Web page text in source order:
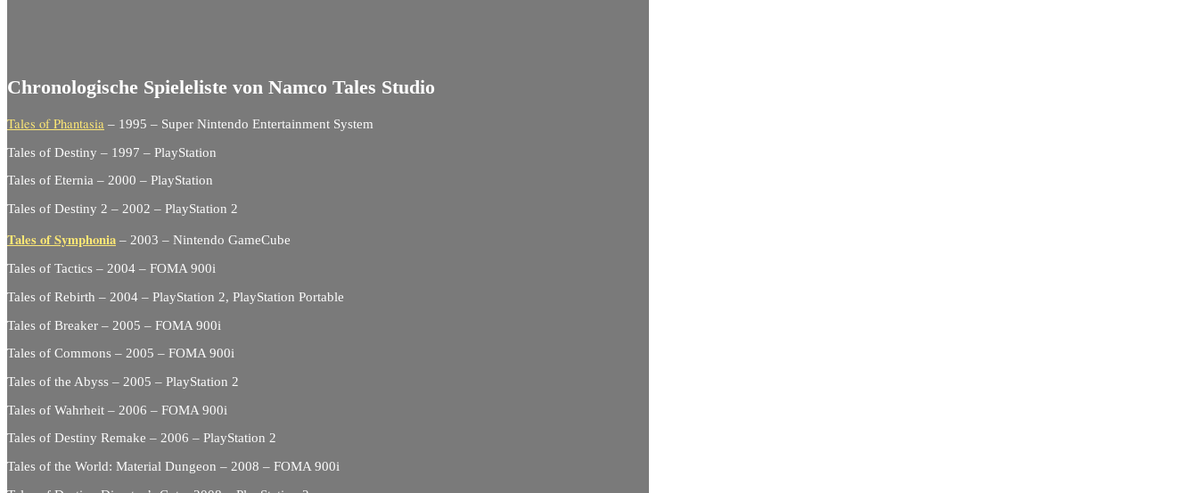
Chronologische Spieleliste von Namco Tales Studio
Tales of Phantasia – 1995 – Super Nintendo Entertainment System
Tales of Destiny – 1997 – PlayStation
Tales of Eternia – 2000 – PlayStation
Tales of Destiny 2 – 2002 – PlayStation 2
Tales of Symphonia – 2003 – Nintendo GameCube
Tales of Tactics – 2004 – FOMA 900i
Tales of Rebirth – 2004 – PlayStation 2, PlayStation Portable
Tales of Breaker – 2005 – FOMA 900i
Tales of Commons – 2005 – FOMA 900i
Tales of the Abyss – 2005 – PlayStation 2
Tales of Wahrheit – 2006 – FOMA 900i
Tales of Destiny Remake – 2006 – PlayStation 2
Tales of the World: Material Dungeon – 2008 – FOMA 900i